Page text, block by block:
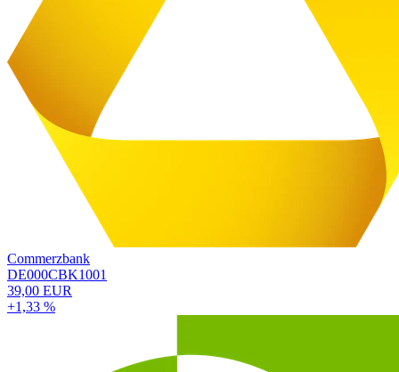
Commerzbank
DE000CBK1001
39,00 EUR
+1,33 %